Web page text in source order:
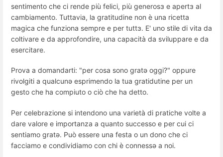
sentimento che ci rende più felici, più generosɜ e apertɜ al
cambiamento. Tuttavia, la gratitudine non è una ricetta
magica che funziona sempre e per tuttɜ. E' uno stile di vita da
coltivare e da approfondire, una capacità da sviluppare e da
esercitare.
Prova a domandarti: "per cosa sono gratə oggi?" oppure
rivolgiti a qualcunə esprimendo la tua gratidutine per un
gesto che ha compiuto o ciò che ha detto.
Per celebrazione si intendono una varietà di pratiche volte a
dare valore e importanza a quanto successo e per cui ci
sentiamo gratə. Può essere una festa o un dono che ci
facciamo e condividiamo con chi è connessə a noi.